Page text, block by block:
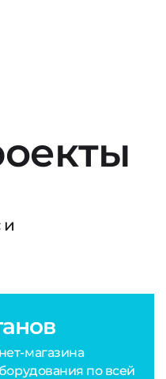
и
магазина
по всей